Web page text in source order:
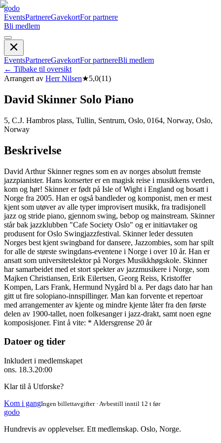
godo
EventsPartnereGavekortFor partnere
Bli medlem
EventsPartnereGavekortFor partnereBli medlem
← Tilbake til oversikt
Arrangert av Herr Nilsen★5,0(11)
David Skinner Solo Piano
5, C.J. Hambros plass, Tullin, Sentrum, Oslo, 0164, Norway, Oslo,
Norway
Beskrivelse
David Arthur Skinner regnes som en av norges absolutt fremste
jazzpianister. Hans konserter er en magisk reise i musikkens verden,
kom og hør! Skinner er født på Isle of Wight i England og bosatt i
Norge fra 2005. Han er også bandleder og komponist, men er mest
kjent som utøver av alle typer improvisert musikk, fra tradisjonell
jazz og stride piano, gjennom swing, bebop og mainstream. Skinner
står bak jazzklubben "Cafe Society Oslo" og er initiavtaker og
produsent for Oslo Swingjazzfestival. Skinner leder dessuten
Norges best kjent swingband for dansere, Jazzombies, som har spilt
for alle de største swingdans-eventene i Norge i over 10 år. Han er
ansatt som universitetslektor på Norges Musikkhøgskole. Skinner
har samarbeidet med et stort spekter av jazzmusikere i Norge, som
Majken Christiansen, Erik Eilertsen, Georg Reiss, Kristoffer
Kompen, Lars Frank, Hermund Nygård bl a. Per dags dato har han
gitt ut fire solopiano-innspillinger. Man kan forvente et repertoar
med arrangementer av kjente og mindre kjente låter fra den første
delen av 1900-tallet, noen folkesanger i jazz-drakt, samt noen egne
komposisjoner. Fint å vite: * Aldersgrense 20 år
Datoer og tider
Inkludert i medlemskapet
ons. 18.3.20:00
Klar til å Utforske?
Kom i gangIngen billettavgifter · Avbestill inntil 12 t før
godo
Hundrevis av opplevelser. Ett medlemskap. Oslo, Norge.